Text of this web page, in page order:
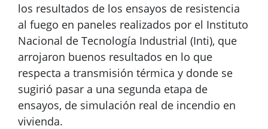
los resultados de los ensayos de resistencia
al fuego en paneles realizados por el Instituto
Nacional de Tecnología Industrial (Inti), que
arrojaron buenos resultados en lo que
respecta a transmisión térmica y donde se
sugirió pasar a una segunda etapa de
ensayos, de simulación real de incendio en
vivienda.